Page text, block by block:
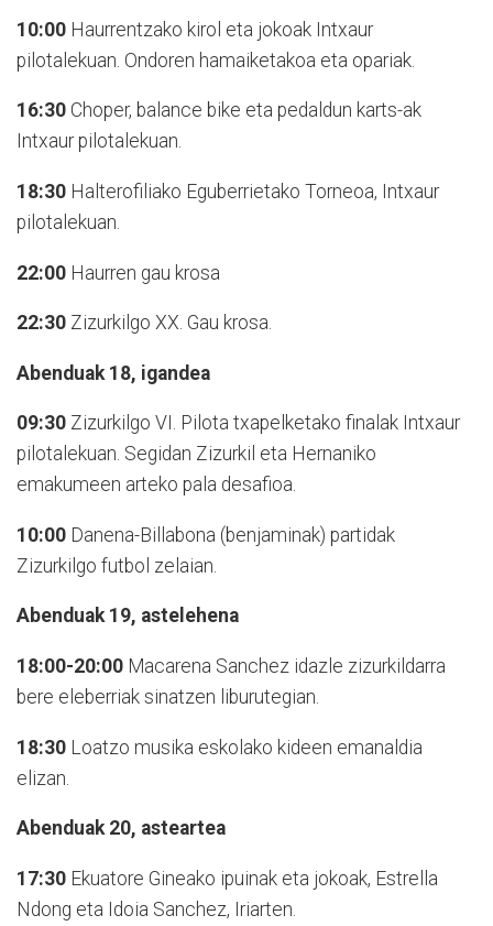
10:00 Haurrentzako kirol eta jokoak Intxaur
pilotalekuan. Ondoren hamaiketakoa eta opariak.
16:30 Choper, balance bike eta pedaldun karts-ak
Intxaur pilotalekuan.
18:30 Halterofiliako Eguberrietako Torneoa, Intxaur
pilotalekuan.
22:00 Haurren gau krosa
22:30 Zizurkilgo XX. Gau krosa.
Abenduak 18, igandea
09:30 Zizurkilgo VI. Pilota txapelketako finalak Intxaur
pilotalekuan. Segidan Zizurkil eta Hernaniko
emakumeen arteko pala desafioa.
10:00 Danena-Billabona (benjaminak) partidak
Zizurkilgo futbol zelaian.
Abenduak 19, astelehena
18:00-20:00 Macarena Sanchez idazle zizurkildarra
bere eleberriak sinatzen liburutegian.
18:30 Loatzo musika eskolako kideen emanaldia
elizan.
Abenduak 20, asteartea
17:30 Ekuatore Gineako ipuinak eta jokoak, Estrella
Ndong eta Idoia Sanchez, Iriarten.